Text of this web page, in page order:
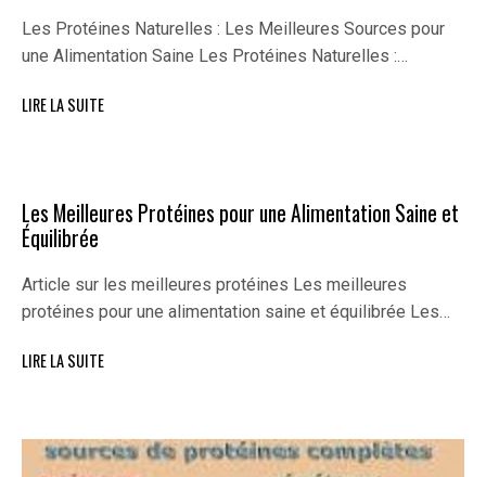
Les Protéines Naturelles : Les Meilleures Sources pour
une Alimentation Saine Les Protéines Naturelles :…
LIRE LA SUITE
Les Meilleures Protéines pour une Alimentation Saine et
Équilibrée
Article sur les meilleures protéines Les meilleures
protéines pour une alimentation saine et équilibrée Les…
LIRE LA SUITE